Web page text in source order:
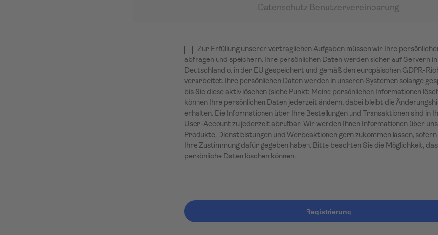
Datenschutz Benutzervereinbarung
Zur Erfüllung unserer vertraglichen Aufgaben müssen wir Ihre
abfragen und speichern. Ihre persönlichen Daten werden sicher auf Servern in
Deutschland o. in der EU gespeichert und gemäß den europäischen GDPR-
verarbeitet. Ihre persönlichen Daten werden in unseren Systemen solange
bis Sie diese aktiv löschen (siehe Punkt: Meine persönlichen Informationen
können Ihre persönlichen Daten jederzeit ändern, dabei bleibt die
erhalten. Die Informationen über Ihre Bestellungen und Transaktionen sind in
User-Account zu jederzeit abrufbar. Wir werden Ihnen Informationen über
Produkte, Dienstleistungen und Werbeaktionen gern zukommen lassen, sofern
Ihre Zustimmung dafür gegeben haben. Bitte beachten Sie die Möglichkeit,
persönliche Daten löschen können.
Registrierung